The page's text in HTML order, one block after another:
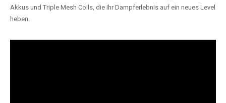
Akkus und Triple Mesh Coils, die Ihr Dampferlebnis auf ein neues Level
heben.